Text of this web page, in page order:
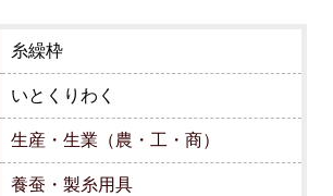
糸繰枠
いとくりわく
生産・生業（農・工・商）
養蚕・製糸用具